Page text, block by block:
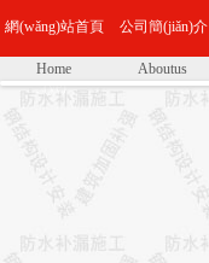
網(wǎng)站首頁
(yè)
公司簡(jiǎn)介
Home Aboutus